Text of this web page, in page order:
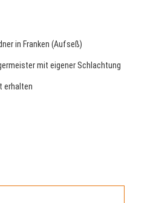
in Franken (Aufseß)
mit eigener Schlachtung
erhalten